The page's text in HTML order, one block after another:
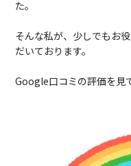
た。
そんな私が、少しでもお
だいております。
Google口コミの評価を見